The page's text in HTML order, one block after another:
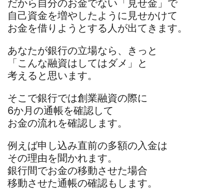
だから自分のお金でない「見せ金」で
自己資金を増やしたように見せかけて
お金を借りようとする人が出てきます。
あなたが銀行の立場なら、きっと
「こんな融資はしてはダメ」と
考えると思います。
そこで銀行では創業融資の際に
6か月の通帳を確認して
お金の流れを確認します。
例えば申し込み直前の多額の入金は
その理由を聞かれます。
銀行間でお金の移動させた場合
移動させた通帳の確認もします。